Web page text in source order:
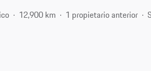
12,900 km 1 propietario anterior